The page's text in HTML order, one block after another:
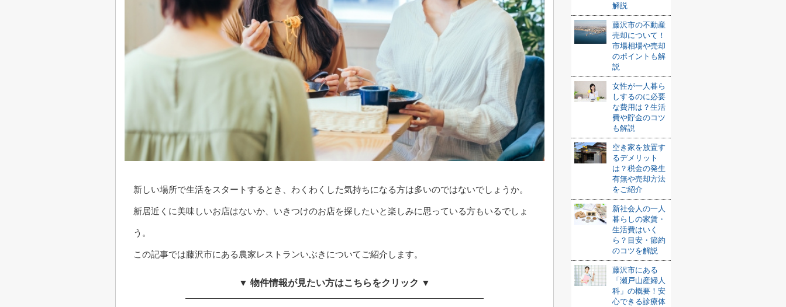
新しい場所で生活をスタートするとき、わくわくした気持ちになる方は多いのではないでしょうか。
新居近くに美味しいお店はないか、いきつけのお店を探したいと楽しみに思っている方もいるでしょ
う。
この記事では藤沢市にある農家レストランいぶきについてご紹介します。
▼ 物件情報が見たい方はこちらをクリック ▼
解説
藤沢市の不動産
売却について！
市場相場や売却
のポイントも解
説
女性が一人暮ら
しするのに必要
な費用は？生活
費や貯金のコツ
も解説
空き家を放置す
るデメリット
は？税金の発生
有無や売却方法
をご紹介
新社会人の一人
暮らしの家賃・
生活費はいく
ら？目安・節約
のコツを解説
藤沢市にある
「瀬戸山産婦人
科」の概要！安
心できる診療体